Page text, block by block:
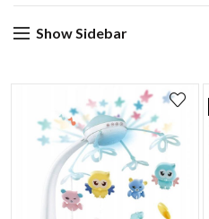
Show Sidebar